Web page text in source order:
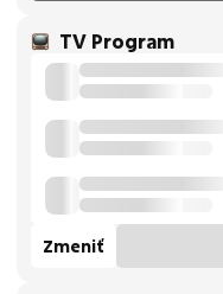
TV Program
Zmeniť